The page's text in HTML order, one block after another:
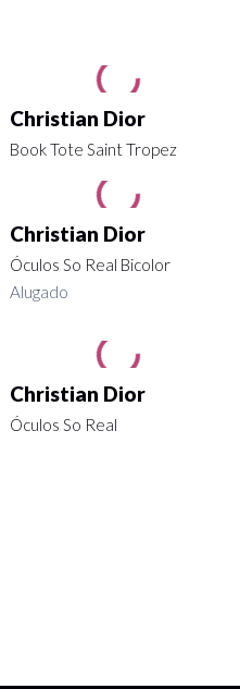
Christian Dior
Book Tote Saint Tropez
Christian Dior
Óculos So Real Bicolor
Alugado
Christian Dior
Óculos So Real